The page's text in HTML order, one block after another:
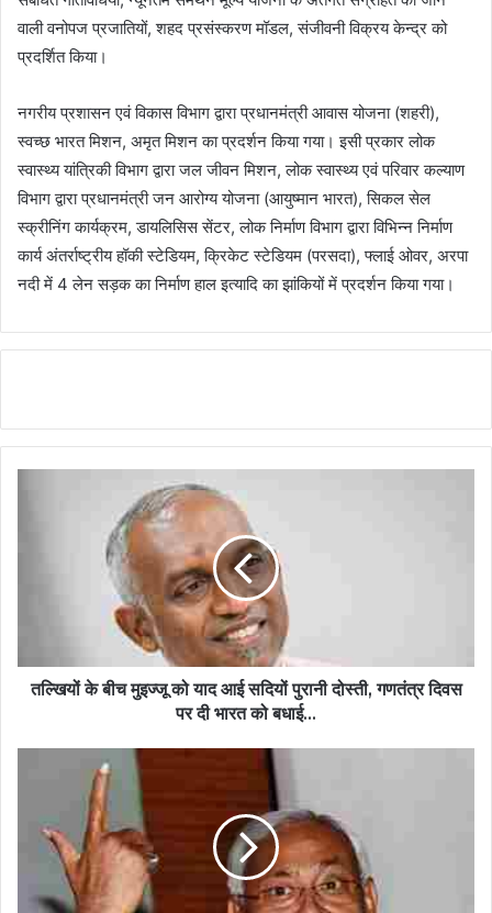
वाली वनोपज प्रजातियों, शहद प्रसंस्करण मॉडल, संजीवनी विक्रय केन्द्र को
प्रदर्शित किया।
नगरीय प्रशासन एवं विकास विभाग द्वारा प्रधानमंत्री आवास योजना (शहरी),
स्वच्छ भारत मिशन, अमृत मिशन का प्रदर्शन किया गया। इसी प्रकार लोक
स्वास्थ्य यांत्रिकी विभाग द्वारा जल जीवन मिशन, लोक स्वास्थ्य एवं परिवार कल्याण
विभाग द्वारा प्रधानमंत्री जन आरोग्य योजना (आयुष्मान भारत), सिकल सेल
स्क्रीनिंग कार्यक्रम, डायलिसिस सेंटर, लोक निर्माण विभाग द्वारा विभिन्न निर्माण
कार्य अंतर्राष्ट्रीय हॉकी स्टेडियम, क्रिकेट स्टेडियम (परसदा), फ्लाई ओवर, अरपा
नदी में 4 लेन सड़क का निर्माण हाल इत्यादि का झांकियों में प्रदर्शन किया गया।
तल्खियों के बीच मुइज्जू को याद आई सदियों पुरानी दोस्ती, गणतंत्र दिवस
पर दी भारत को बधाई...